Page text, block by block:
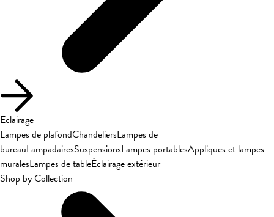
Eclairage
Lampes de plafondChandeliersLampes de
bureauLampadairesSuspensionsLampes portablesAppliques et lampes
muralesLampes de tableÉclairage extérieur
Shop by Collection